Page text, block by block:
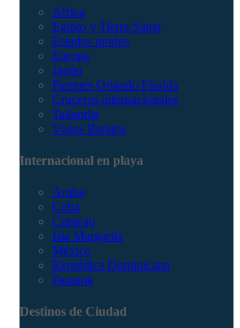
Africa
Egipto y Tierra Santa
Estados unidos
Europa
Japón
Parques Orlando Florida
Cruceros internacionales
Tailandia
Viajes Baratos
Internacional en playa
Aruba
Cuba
Curacao
Isla Margarita
México
República Dominicana
Panamá
Destinos de Ciudad